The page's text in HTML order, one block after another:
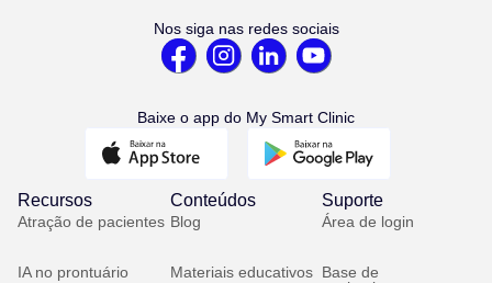
Nos siga nas redes sociais
Baixe o app do My Smart Clinic
Recursos
Atração de pacientes
IA no prontuário
Conteúdos
Blog
Materiais educativos
Suporte
Área de login
Base de